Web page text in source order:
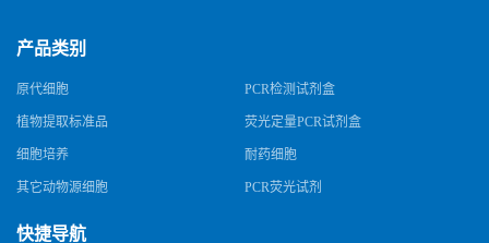
产品类别
原代细胞 PCR检测试剂盒
植物提取标准品 荧光定量PCR试剂盒
细胞培养 耐药细胞
其它动物源细胞 PCR荧光试剂
快捷导航